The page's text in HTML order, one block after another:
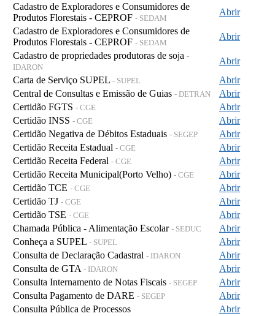
Cadastro de Exploradores e Consumidores de
Produtos Florestais - CEPROF - SEDAM
Abrir
Cadastro de Exploradores e Consumidores de
Produtos Florestais - CEPROF - SEDAM
Abrir
Cadastro de propriedades produtoras de soja -
IDARON
Abrir
Carta de Serviço SUPEL - SUPEL
Abrir
Central de Consultas e Emissão de Guias - DETRAN
Abrir
Certidão FGTS - CGE
Abrir
Certidão INSS - CGE
Abrir
Certidão Negativa de Débitos Estaduais - SEGEP
Abrir
Certidão Receita Estadual - CGE
Abrir
Certidão Receita Federal - CGE
Abrir
Certidão Receita Municipal(Porto Velho) - CGE
Abrir
Certidão TCE - CGE
Abrir
Certidão TJ - CGE
Abrir
Certidão TSE - CGE
Abrir
Chamada Pública - Alimentação Escolar - SEDUC
Abrir
Conheça a SUPEL - SUPEL
Abrir
Consulta de Declaração Cadastral - IDARON
Abrir
Consulta de GTA - IDARON
Abrir
Consulta Internamento de Notas Fiscais - SEGEP
Abrir
Consulta Pagamento de DARE - SEGEP
Abrir
Consulta Pública de Processos
Abrir